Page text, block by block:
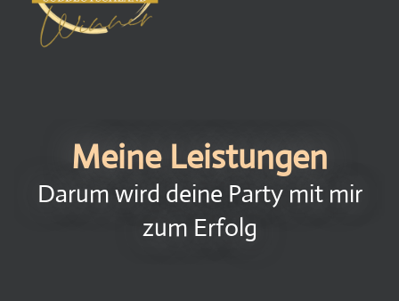
Meine Leistungen
Darum wird deine Party mit mir
zum Erfolg